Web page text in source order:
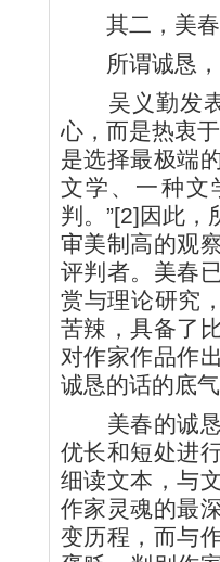
其二，美春
所谓诚恳，
吴义勤发表
心，而是热衷
是选择最极端
文学、一种文
判。”[2]因此
审美制高的观
评判者。美春
赏与理论研究
苦辣，具备了
对作家作品作
诚恳的话的底
美春的诚恳
优长和短处进
细读文本，与
作家灵魂的最
变历程，而与